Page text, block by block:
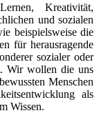
Kreativität,
und sozialen
beispielsweise die
für herausragende
sozialer oder
Wir wollen die uns
Menschen
als
Wissen.